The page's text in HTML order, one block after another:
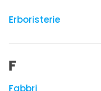
Erboristerie
F
Fabbri